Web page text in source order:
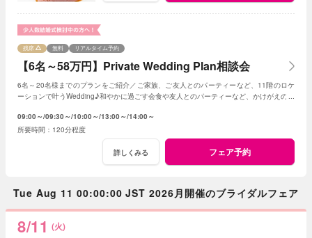
【6名～58万円】Private Wedding Plan相談会
残席 無料 リアルタイム予約
6名～20名様までのプランをご紹介／ご家族、ご友人とのパーティーなど、11階のロケ
ーションで叶うWedding♪和やかに過ごす会食や友人とのパーティーなど、かけがえのな
09:00～ 09:30～ 10:00～ 13:00～ 14:00～
120分程度
詳しくみる フェア予約
Tue Aug 11 00:00:00 JST 2026月開催のブライダルフェア
8/11 (火)